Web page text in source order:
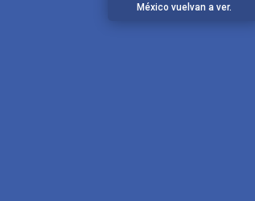
México vuelvan a ver.